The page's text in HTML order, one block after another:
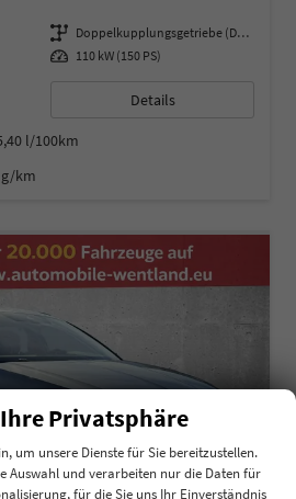
Getriebe
Doppelkupplungsgetriebe (DSG)
Leistung 110 kW (150 PS)
Details
l/100km
g/km
Privatsphäre
um unsere Dienste für Sie bereitzustellen.
Auswahl und verarbeiten nur die Daten für
für die Sie uns Ihr Einverständnis